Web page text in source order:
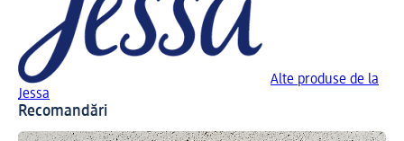
Alte produse de la
Jessa
Recomandări